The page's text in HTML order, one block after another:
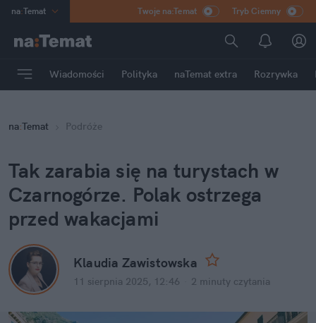
na:Temat
Poland
mama
Rozrywka
Twoje na:Temat Tryb Ciemny
Wiadomości Polityka naTemat extra Rozrywka
na:Temat Podróże
Tak zarabia się na turystach w
Czarnogórze. Polak ostrzega
przed wakacjami
Klaudia Zawistowska
11 sierpnia 2025, 12:46 2 minuty czytania